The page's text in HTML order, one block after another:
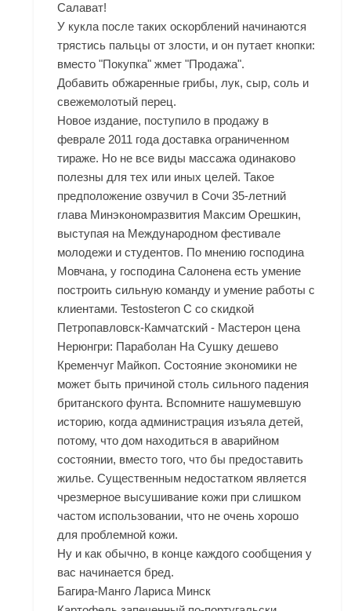
Салават!
У кукла после таких оскорблений начинаются
трястись пальцы от злости, и он путает кнопки:
вместо "Покупка" жмет "Продажа".
Добавить обжаренные грибы, лук, сыр, соль и
свежемолотый перец.
Новое издание, поступило в продажу в
феврале 2011 года доставка ограниченном
тираже. Но не все виды массажа одинаково
полезны для тех или иных целей. Такое
предположение озвучил в Сочи 35-летний
глава Минэкономразвития Максим Орешкин,
выступая на Международном фестивале
молодежи и студентов. По мнению господина
Мовчана, у господина Салонена есть умение
построить сильную команду и умение работы с
клиентами. Testosteron C со скидкой
Петропавловск-Камчатский - Мастерон цена
Нерюнгри: Параболан На Сушку дешево
Кременчуг Майкоп. Состояние экономики не
может быть причиной столь сильного падения
британского фунта. Вспомните нашумевшую
историю, когда администрация изъяла детей,
потому, что дом находиться в аварийном
состоянии, вместо того, что бы предоставить
жилье. Существенным недостатком является
чрезмерное высушивание кожи при слишком
частом использовании, что не очень хорошо
для проблемной кожи.
Ну и как обычно, в конце каждого сообщения у
вас начинается бред.
Багира-Манго Лариса Минск